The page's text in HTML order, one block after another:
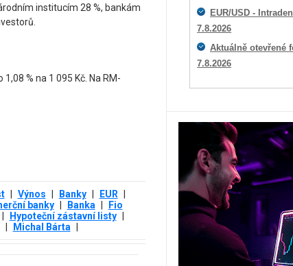
institucím 28 %, bankám
% na 1 095 Kč. Na RM-
Výnos Banky EUR
banky Banka
Fio
Hypoteční zástavní listy
Michal Bárta
EUR/USD -
7.8.2026
Aktuálně otevřené
7.8.2026